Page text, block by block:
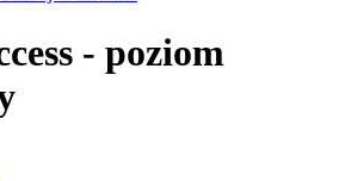
- poziom